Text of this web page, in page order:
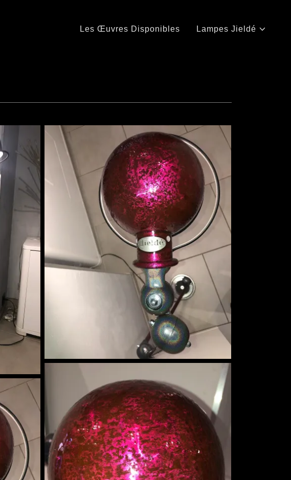
Les Œuvres Disponibles Lampes Jieldé